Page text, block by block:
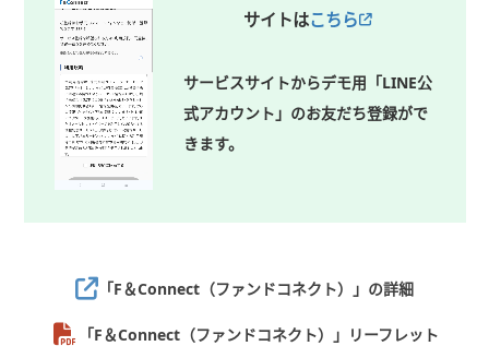
サイトはこちら
サービスサイトからデモ用「LINE公
式アカウント」のお友だち登録がで
きます。
「F＆Connect（ファンドコネクト）」 の詳細
「F＆Connect（ファンドコネクト）」リーフレット